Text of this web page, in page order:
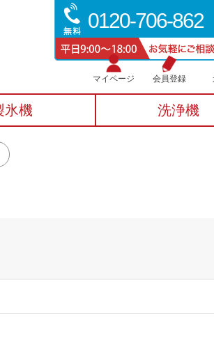
0120-706-862
マイページ 会員登録
氷機 洗浄機